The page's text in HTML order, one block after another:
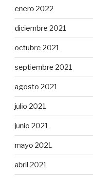
enero 2022
diciembre 2021
octubre 2021
septiembre 2021
agosto 2021
julio 2021
junio 2021
mayo 2021
abril 2021